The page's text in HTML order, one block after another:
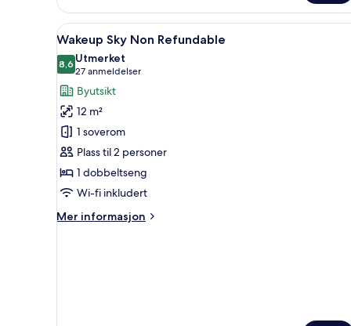
Refundable
Åpne
alle
bildene
av
Wakeup
Sky
Non
Refundable
Allergitestet sengetøy,
8
Wakeup Sky Non Refundable
8,68,6 av 10
Utmerket
27 anmeldelser
(27
anmeldelser)
Byutsikt
12 m²
1 soverom
Plass til 2 personer
1 dobbeltseng
Wi-fi inkludert
Mer informasjon
Mer